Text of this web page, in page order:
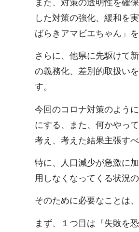
また、対策の透明性を確
した対策の強化、緩和を
ばらきアマビエちゃん」
さらに、他県に先駆けて
の義務化、差別的取扱い
す。
今回のコロナ対策のよう
にする、また、何かやっ
考え、考えた結果主張す
特に、人口減少が急激に
用しなくなってくる状況
そのために必要なことは
まず、１つ目は『失敗を